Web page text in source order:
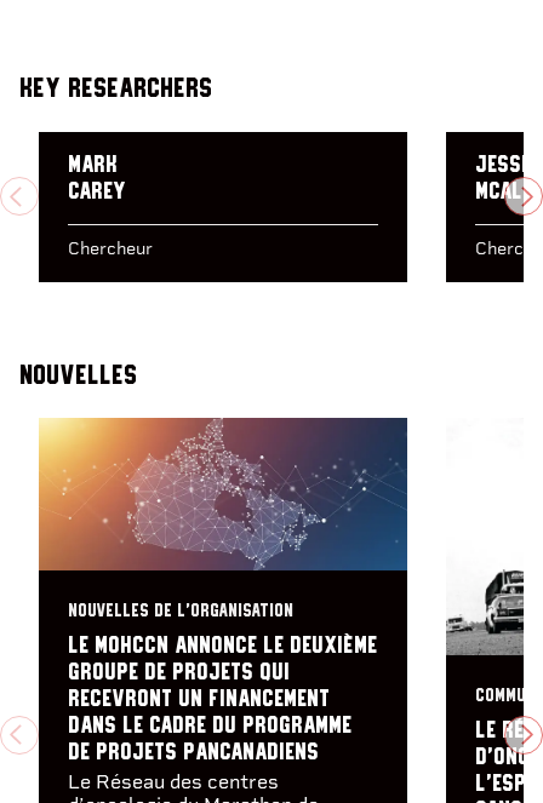
Key Researchers
PREVIOUS
Mark
Carey
Chercheur
Nouvelles
PREVIOUS
NOUVELLES DE L'ORGANISATION
Le MOHCCN annonce le deuxième
groupe de projets qui
recevront un financement
dans le cadre du programme
de projets pancanadiens
Le Réseau des centres
Le